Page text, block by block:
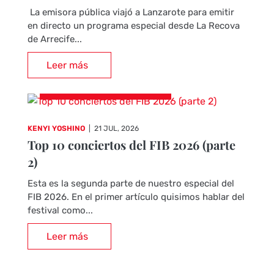
La emisora pública viajó a Lanzarote para emitir
en directo un programa especial desde La Recova
de Arrecife...
Leer más
KENYI YOSHINO 21 JUL, 2026
Top 10 conciertos del FIB 2026 (parte
2)
Esta es la segunda parte de nuestro especial del
FIB 2026. En el primer artículo quisimos hablar del
festival como...
Leer más